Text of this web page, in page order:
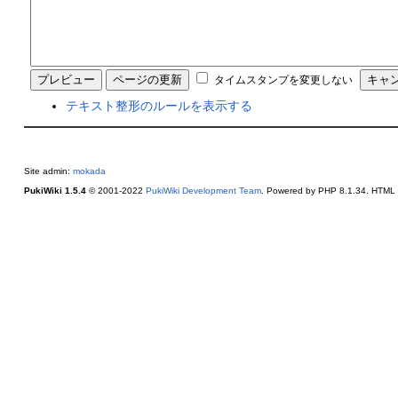
タイムスタンプを変更しない
テキスト整形のルールを表示する
Site admin: mokada
PukiWiki 1.5.4© 2001-2022 PukiWiki Development Team. Powered by PHP 8.1.34.